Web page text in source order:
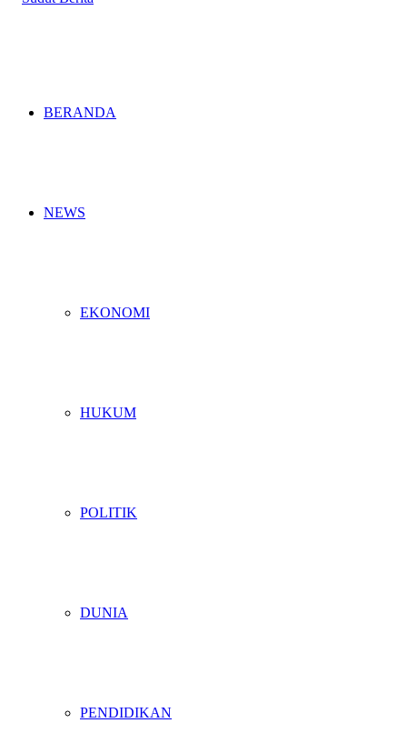
BERANDA
NEWS
EKONOMI
HUKUM
POLITIK
DUNIA
PENDIDIKAN